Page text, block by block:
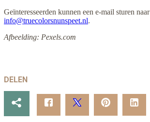
Geïnteresseerden kunnen een e-mail sturen naar
info@truecolorsnunspeet.nl.
Afbeelding: Pexels.com
DELEN